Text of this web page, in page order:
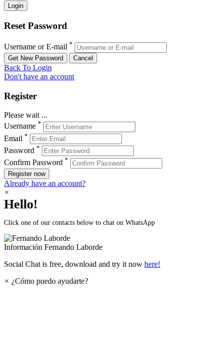
Reset Password
Username or E-mail *
Back To Login
Don't have an account
Register
Please wait ...
Username *
Email *
Password *
Confirm Password *
Register now
Already have an account?
×
Hello!
Click one of our contacts below to chat on WhatsApp
Información Fernando Laborde
Social Chat is free, download and try it now here!
× ¿Cómo puedo ayudarte?